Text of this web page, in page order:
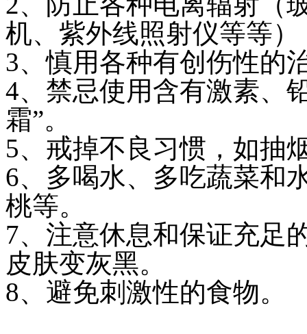
机、紫外线照射仪等等）
3、慎用各种有创伤性的
4、禁忌使用含有激素、
霜”。
5、戒掉不良习惯，如抽
6、多喝水、多吃蔬菜和
桃等。
7、注意休息和保证充足
皮肤变灰黑。
8、避免刺激性的食物。